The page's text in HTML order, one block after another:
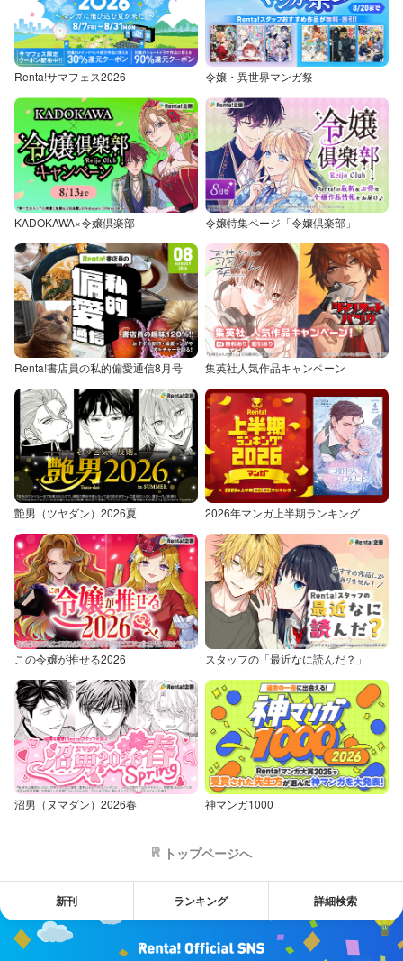
Renta!サマフェス2026 令嬢・異世界マンガ祭
KADOKAWA×令嬢倶楽部 令嬢特集ページ「令嬢倶楽部」
Renta!書店員の私的偏愛通信8月号 集英社人気作品キャンペーン
艶男（ツヤダン）2026夏 2026年マンガ上半期ランキング
この令嬢が推せる2026 スタッフの「最近なに読んだ？」
沼男（ヌマダン）2026春 神マンガ1000
トップページへ
新刊 ランキング 詳細検索